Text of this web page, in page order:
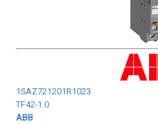
1SAZ721201R1023
TF42-1.0
ABB